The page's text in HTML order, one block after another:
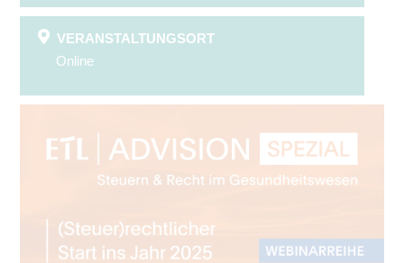
VERANSTALTUNGSORT
Online